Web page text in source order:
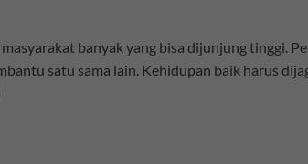
banyak yang bisa dijunjung tinggi.
satu sama lain. Kehidupan baik harus